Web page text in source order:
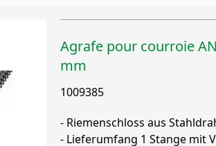
Agrafe pour courroie
mm
1009385
- Riemenschloss aus
- Lieferumfang 1 Stange mit